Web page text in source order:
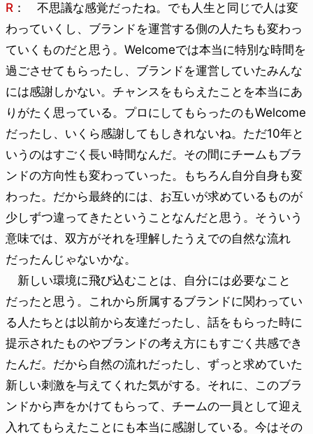
R ： 不思議な感覚だったね。でも人生と同じで人は変
わっていくし、ブランドを運営する側の人たちも変わっ
ていくものだと思う。Welcomeでは本当に特別な時間を
過ごさせてもらったし、ブランドを運営していたみんな
には感謝しかない。チャンスをもらえたことを本当にあ
りがたく思っている。プロにしてもらったのもWelcome
だったし、いくら感謝してもしきれないね。ただ10年と
いうのはすごく長い時間なんだ。その間にチームもブラ
ンドの方向性も変わっていった。もちろん自分自身も変
わった。だから最終的には、お互いが求めているものが
少しずつ違ってきたということなんだと思う。そういう
意味では、双方がそれを理解したうえでの自然な流れ
だったんじゃないかな。
新しい環境に飛び込むことは、自分には必要なこと
だったと思う。これから所属するブランドに関わってい
る人たちとは以前から友達だったし、話をもらった時に
提示されたものやブランドの考え方にもすごく共感でき
たんだ。だから自然の流れだったし、ずっと求めていた
新しい刺激を与えてくれた気がする。それに、このブラ
ンドから声をかけてもらって、チームの一員として迎え
入れてもらえたことにも本当に感謝している。今はその